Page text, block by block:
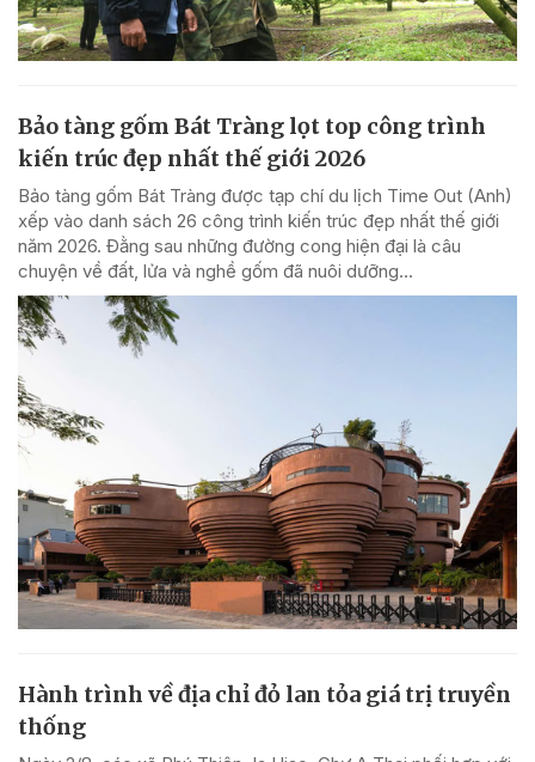
Bảo tàng gốm Bát Tràng lọt top công trình
kiến trúc đẹp nhất thế giới 2026
Bảo tàng gốm Bát Tràng được tạp chí du lịch Time Out (Anh)
xếp vào danh sách 26 công trình kiến trúc đẹp nhất thế giới
năm 2026. Đằng sau những đường cong hiện đại là câu
chuyện về đất, lửa và nghề gốm đã nuôi dưỡng...
Hành trình về địa chỉ đỏ lan tỏa giá trị truyền
thống